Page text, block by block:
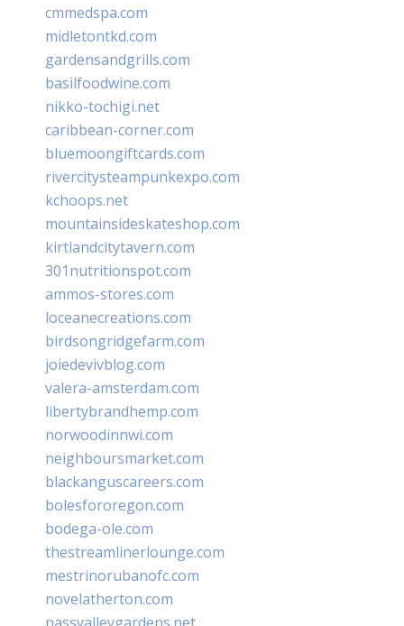
cmmedspa.com
midletontkd.com
gardensandgrills.com
basilfoodwine.com
nikko-tochigi.net
caribbean-corner.com
bluemoongiftcards.com
rivercitysteampunkexpo.com
kchoops.net
mountainsideskateshop.com
kirtlandcitytavern.com
301nutritionspot.com
ammos-stores.com
loceanecreations.com
birdsongridgefarm.com
joiedevivblog.com
valera-amsterdam.com
libertybrandhemp.com
norwoodinnwi.com
neighboursmarket.com
blackanguscareers.com
bolesfororegon.com
bodega-ole.com
thestreamlinerlounge.com
mestrinorubanofc.com
novelatherton.com